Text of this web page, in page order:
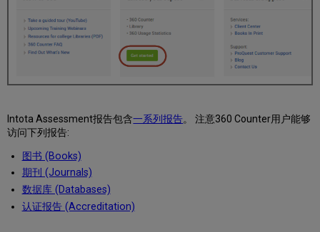
Intota Assessment报告包含一系列报告。 注意360 Counter用户能够
访问下列报告:
图书 (Books)
期刊 (Journals)
数据库 (Databases)
认证报告 (Accreditation)